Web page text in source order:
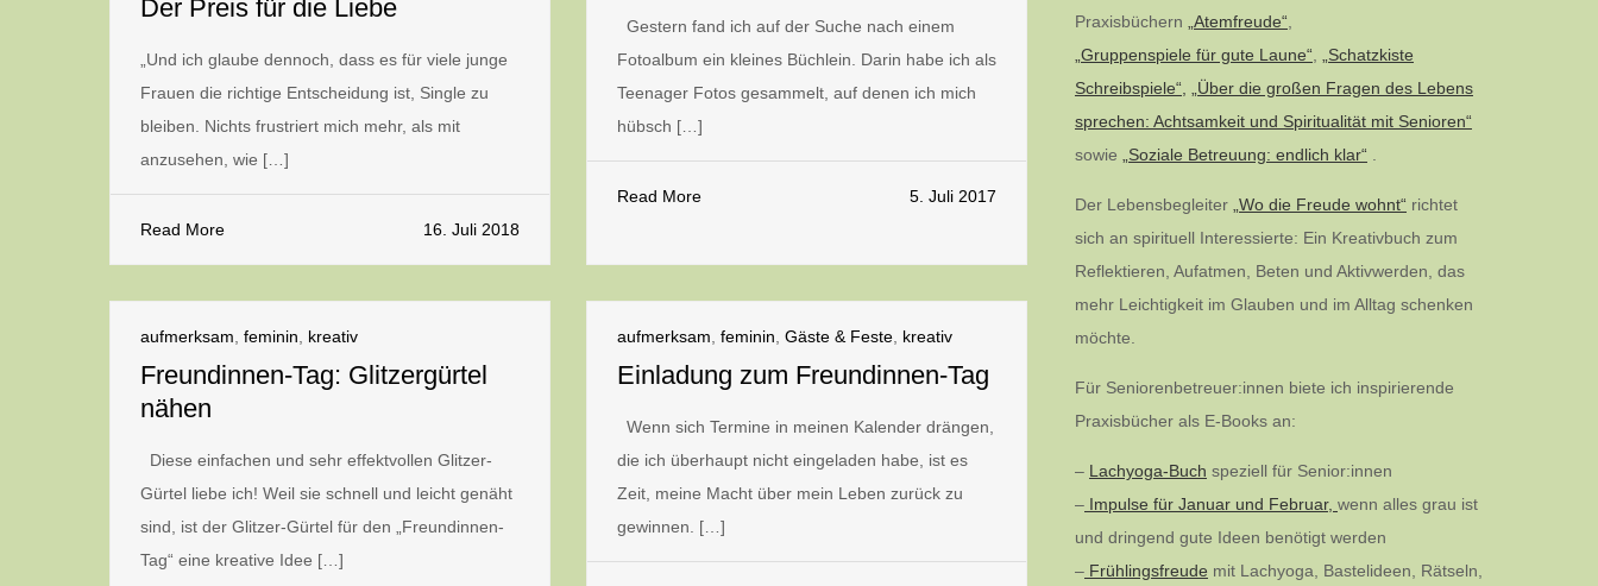
Der Preis für die Liebe
„Und ich glaube dennoch, dass es für viele junge
Frauen die richtige Entscheidung ist, Single zu
bleiben. Nichts frustriert mich mehr, als mit
anzusehen, wie […]
Read More 16. Juli 2018
Gestern fand ich auf der Suche nach einem
Fotoalbum ein kleines Büchlein. Darin habe ich als
Teenager Fotos gesammelt, auf denen ich mich
hübsch […]
Read More 5. Juli 2017
aufmerksam feminin kreativ
Freundinnen-Tag: Glitzergürtel
nähen
Diese einfachen und sehr effektvollen Glitzer-
Gürtel liebe ich! Weil sie schnell und leicht genäht
sind, ist der Glitzer-Gürtel für den „Freundinnen-
Tag“ eine kreative Idee […]
aufmerksam feminin Gäste & Feste kreativ
Einladung zum Freundinnen-Tag
Wenn sich Termine in meinen Kalender drängen,
die ich überhaupt nicht eingeladen habe, ist es
Zeit, meine Macht über mein Leben zurück zu
gewinnen. […]
Praxisbüchern
„Atemfreude“
„Gruppenspiele für gute Laune“
„Schatzkiste
Schreibspiele“,
„Über die großen Fragen des Lebens
sprechen: Achtsamkeit und Spiritualität mit Senioren“
sowie
„Soziale Betreuung: endlich klar“
Der Lebensbegleiter „Wo die Freude wohnt“ richtet
sich an spirituell Interessierte: Ein Kreativbuch zum
Reflektieren, Aufatmen, Beten und Aktivwerden, das
mehr Leichtigkeit im Glauben und im Alltag schenken
möchte.
Für Seniorenbetreuer:innen biete ich inspirierende
Praxisbücher als E-Books an:
– Lachyoga-Buch speziell für Senior:innen
– Impulse für Januar und Februar, wenn alles grau ist
und dringend gute Ideen benötigt werden
– Frühlingsfreude mit Lachyoga, Bastelideen, Rätseln,